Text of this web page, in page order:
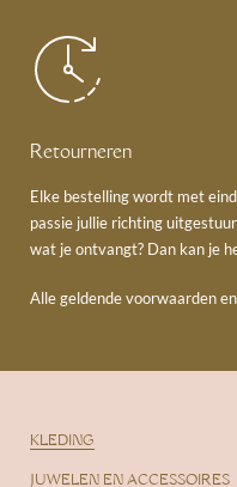
Retourneren
Elke bestelling wordt met
passie jullie richting
wat je ontvangt? Dan kan je
Alle geldende voorwaarden
KLEDING
JUWELEN EN ACCESSOIRES